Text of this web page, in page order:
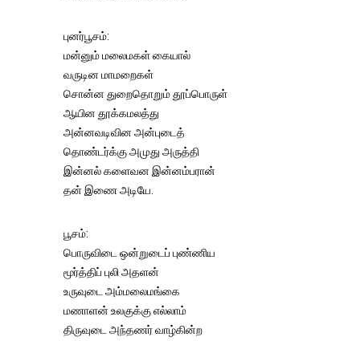
புனர்பூசம்:
மன்னும் மலைமகள் கையால்
வருடின மாமறைகள்
சொன்ன துறைதொறும் தூப்பொருள்
ஆயின தூக்கமலத்து
அன்னவடிவின அன்புடைத்
தொண்டர்க்கு அமுது அருத்தி
இன்னல் களைவன இன்னம்பரான்
தன் இணை அடியே.
பூசம்:
பொருவிடை ஒன்றுடைப் புண்ணிய
மூர்த்திப் புலி அதளன்
உருவுடை அம்மலைமங்கை
மணாளன் உலகுக்கு எல்லாம்
திருவுடை அந்தணர் வாழ்கின்ற